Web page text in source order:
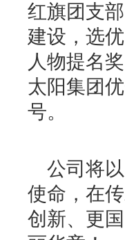
红旗团支
建设，选
人物提名
太阳集团
号。
公司将
使命，在
创新、更